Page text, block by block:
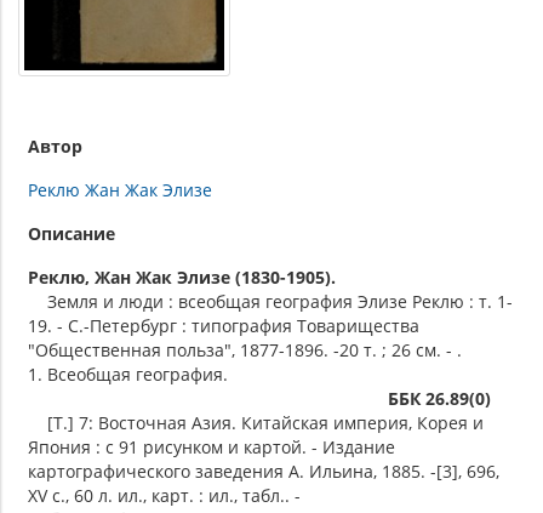
Автор
Реклю Жан Жак Элизе
Описание
Реклю, Жан Жак Элизе (1830-1905).
Земля и люди : всеобщая география Элизе Реклю : т. 1-
19. - С.-Петербург : типография Товарищества
"Общественная польза", 1877-1896. -20 т. ; 26 см. - .
1. Всеобщая география.
ББК 26.89(0)
[Т.] 7: Восточная Азия. Китайская империя, Корея и
Япония : с 91 рисунком и картой. - Издание
картографического заведения А. Ильина, 1885. -[3], 696,
XV с., 60 л. ил., карт. : ил., табл.. -